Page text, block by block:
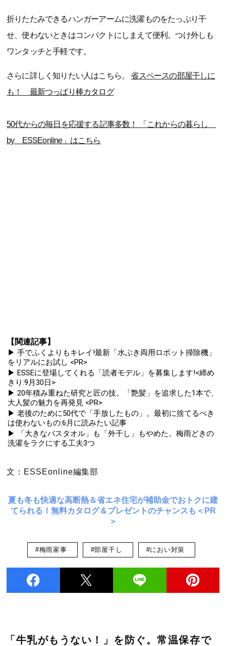
折りたたみできるハンガーアームに洗濯ものをたっぷり干
せ、使わないときはコンパクトにしまえて便利。つけ外しも
ワンタッチと手軽です。
さらに詳しく知りたい人はこちら。省スペースの部屋干しに
も！ 最新つっぱり棒カタログ
50代からの毎日を応援する記事多数！ 「これからの暮らし
by ESSEonline」はこちら
【関連記事】
▶ 手でふくよりもキレイ!最新「水ぶき両用ロボット掃除機」
をリアルにお試し <PR>
▶ ESSEに登場してくれる「読者モデル」を募集します!<締め
きり:9月30日>
▶ 20年積み重ねた研究と匠の技。「艶髪」を追求した1本で、
大人髪の魅力を再発見 <PR>
▶ 老後のために50代で「手放したもの」。最初に捨てるべき
は使わないもの:6月に読みたい記事
▶ 「大きなバスタオル」も「外干し」もやめた。梅雨どきの
洗濯をラクにする工夫3つ
文：ESSEonline編集部
夏も冬も快適な高断熱＆省エネ住宅が補助金でおトクに建
てられる！無料カタログ＆プレゼントのチャンスも＜PR
＞
#梅雨家事 #部屋干し #におい対策
「牛乳がもうない！」を防ぐ。常温保存で